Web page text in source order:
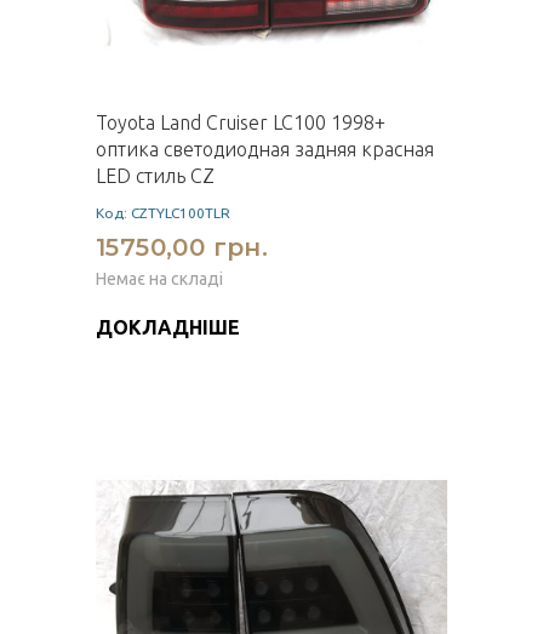
Toyota Land Cruiser LC100 1998+
оптика светодиодная задняя красная
LED стиль CZ
Код: CZTYLC100TLR
15750,00 грн.
Немає на складі
ДОКЛАДНІШЕ